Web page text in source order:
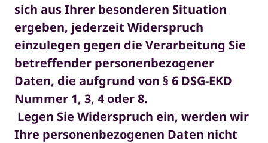
sich aus Ihrer besonderen Situation
ergeben, jederzeit Widerspruch
einzulegen gegen die Verarbeitung Sie
betreffender personenbezogener
Daten, die aufgrund von § 6 DSG-EKD
Nummer 1, 3, 4 oder 8.
Legen Sie Widerspruch ein, werden wir
Ihre personenbezogenen Daten nicht